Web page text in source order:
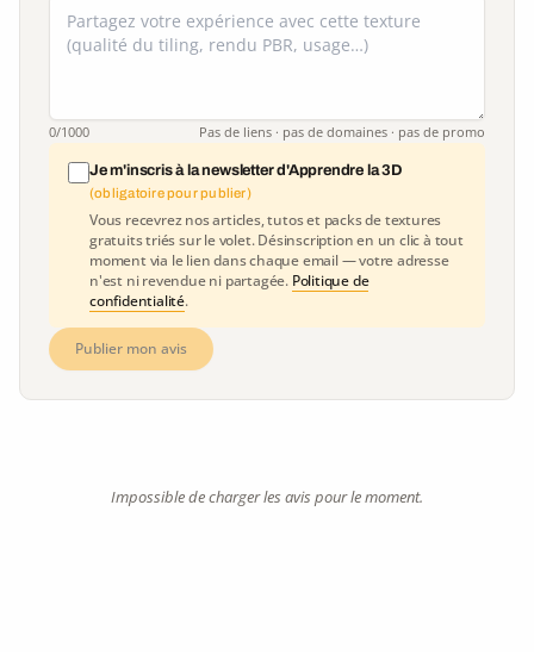
0/1000 Pas de liens · pas de domaines · pas de promo
Je m'inscris à la newsletter d'Apprendre la 3D
(obligatoire pour publier)
Vous recevrez nos articles, tutos et packs de textures
gratuits triés sur le volet. Désinscription en un clic à tout
moment via le lien dans chaque email — votre adresse
n'est ni revendue ni partagée. Politique de
confidentialité.
Publier mon avis
Impossible de charger les avis pour le moment.